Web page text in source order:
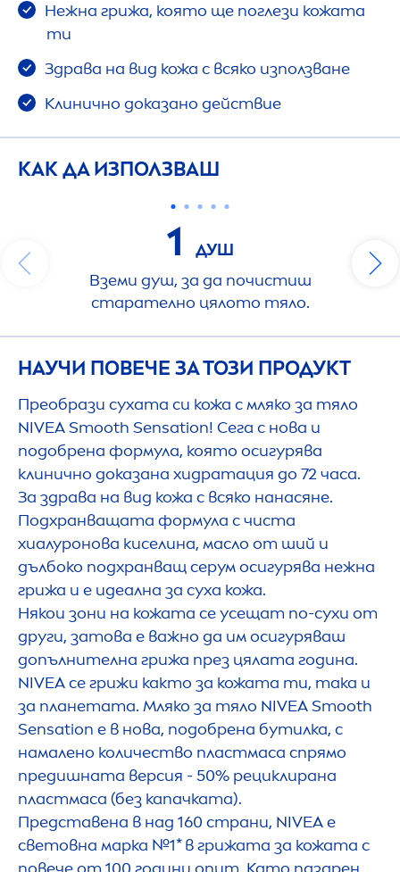
Нежна грижа, която ще поглези кожата
ти
Здрава на вид кожа с всяко използване
Клинично доказано действие
КАК ДА ИЗПОЛЗВАШ
1
ДУШ
Вземи душ, за да почистиш
старателно цялото тяло.
НАУЧИ ПОВЕЧЕ ЗА ТОЗИ ПРОДУКТ
Преобрази сухата си кожа с мляко за тяло
NIVEASmooth Sensation! Сега с нова и
подобрена формула, която осигурява
клинично доказана хидратация до 72 часа.
За здрава на вид кожа с всяко нанасяне.
Подхранващата формула с чиста
хиалуронова киселина, масло от ший и
дълбоко подхранващ серум осигурява нежна
грижа и е идеална за суха кожа.
Някои зони на кожата се усещат по-сухи от
други, затова е важно да им осигуряваш
допълнителна грижа през цялата година.
NIVEAсе грижи както за кожата ти, така и
за планетата. Мляко за тяло NIVEASmooth
Sensation е в нова, подобрена бутилка, с
намалено количество пластмаса спрямо
предишната версия - 50% рециклирана
пластмаса (без капачката).
Представена в над 160 страни, NIVEAе
световна марка №1* в грижата за кожата с